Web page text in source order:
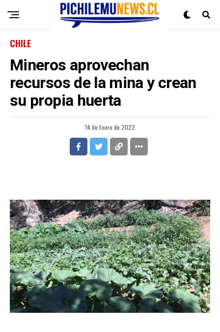
CHILE
Mineros aprovechan
recursos de la mina y crean
su propia huerta
14 de Enero de 2022